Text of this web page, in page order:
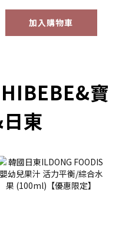
加入購物車
HIBEBE&寶
東